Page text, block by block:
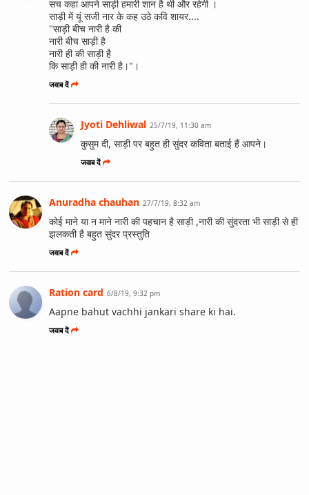
सच कहा आपने साड़ी हमारी शान है थी और रहेगी ।
साड़ी में यूं सजी नार के कह उठे कवि शायर....
"साड़ी बीच नारी है की
नारी बीच साड़ी है
नारी ही की साड़ी है
कि साड़ी ही की नारी है।"।
जवाब दें
Jyoti Dehliwal 25/7/19, 11:30 am
कुसुम दी, साड़ी पर बहुत ही सुंदर कविता बताई हैं आपने।
जवाब दें
Anuradha chauhan 27/7/19, 8:32 am
कोई माने या न माने नारी की पहचान है साड़ी ,नारी की सुंदरता भी साड़ी से ही
झलकती है बहुत सुंदर प्रस्तुति
जवाब दें
Ration card 6/8/19, 9:32 pm
Aapne bahut vachhi jankari share ki hai.
जवाब दें